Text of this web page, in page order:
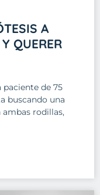
A
QUERER
paciente de 75
buscando una
ambas rodillas,